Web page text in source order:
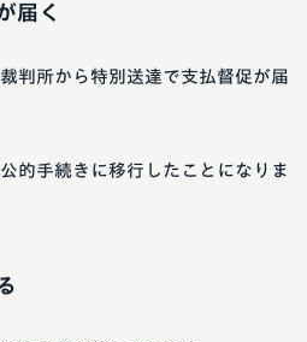
届く
判所から特別送達で支払督促が届
的手続きに移行したことになりま